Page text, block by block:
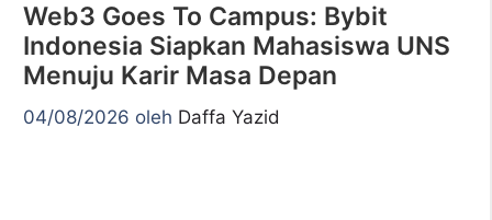
Web3 Goes To Campus: Bybit
Indonesia Siapkan Mahasiswa UNS
Menuju Karir Masa Depan
04/08/2026 oleh Daffa Yazid